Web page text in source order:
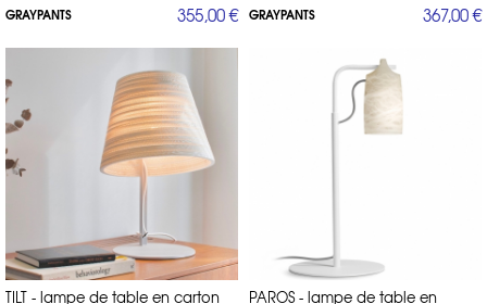
GRAYPANTS 355,00 € GRAYPANTS 367,00 €
TILT - lampe de table en carton
PAROS - lampe de table en